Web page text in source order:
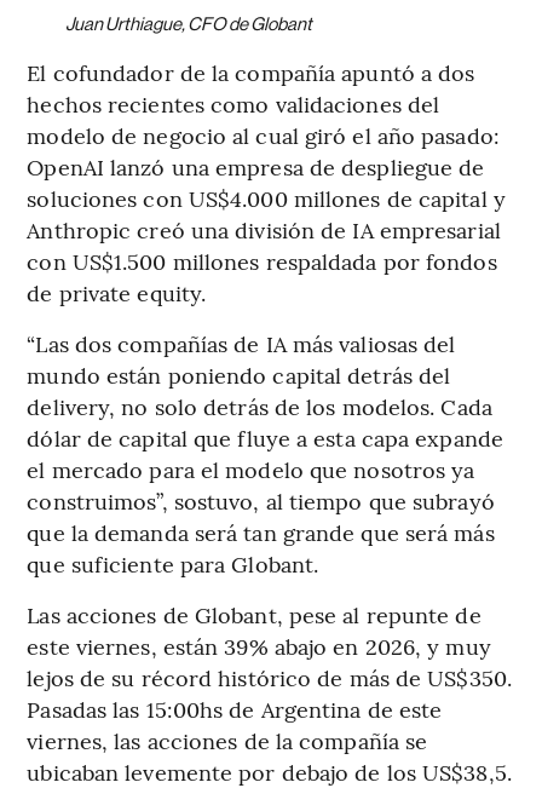
Juan Urthiague, CFO de Globant
El cofundador de la compañía apuntó a dos
hechos recientes como validaciones del
modelo de negocio al cual giró el año pasado:
OpenAI lanzó una empresa de despliegue de
soluciones con US$4.000 millones de capital y
Anthropic creó una división de IA empresarial
con US$1.500 millones respaldada por fondos
de private equity.
“Las dos compañías de IA más valiosas del
mundo están poniendo capital detrás del
delivery, no solo detrás de los modelos. Cada
dólar de capital que fluye a esta capa expande
el mercado para el modelo que nosotros ya
construimos”, sostuvo, al tiempo que subrayó
que la demanda será tan grande que será más
que suficiente para Globant.
Las acciones de Globant, pese al repunte de
este viernes, están 39% abajo en 2026, y muy
lejos de su récord histórico de más de US$350.
Pasadas las 15:00hs de Argentina de este
viernes, las acciones de la compañía se
ubicaban levemente por debajo de los US$38,5.